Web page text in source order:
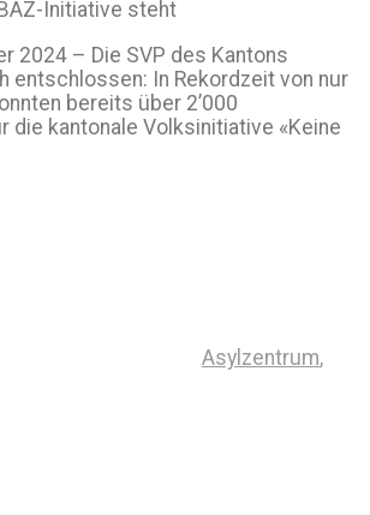
2024 – Die SVP des Kantons
entschlossen: In Rekordzeit von nur
bereits über 2’000
die kantonale Volksinitiative «Keine
Asylzentrum,